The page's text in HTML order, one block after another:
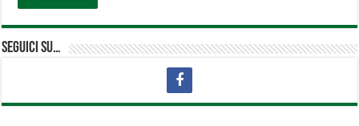
Seguici su…